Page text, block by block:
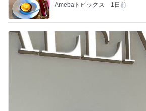
キャシー中島 絶好調でキルトカット